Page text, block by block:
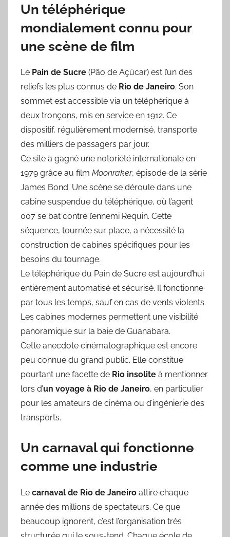
Un téléphérique
mondialement connu pour
une scène de film
Le Pain de Sucre (Pão de Açúcar) est l’un des
reliefs les plus connus de Rio de Janeiro. Son
sommet est accessible via un téléphérique à
deux tronçons, mis en service en 1912. Ce
dispositif, régulièrement modernisé, transporte
des milliers de passagers par jour.
Ce site a gagné une notoriété internationale en
1979 grâce au film Moonraker, épisode de la série
James Bond. Une scène se déroule dans une
cabine suspendue du téléphérique, où l’agent
007 se bat contre l’ennemi Requin. Cette
séquence, tournée sur place, a nécessité la
construction de cabines spécifiques pour les
besoins du tournage.
Le téléphérique du Pain de Sucre est aujourd’hui
entièrement automatisé et sécurisé. Il fonctionne
par tous les temps, sauf en cas de vents violents.
Les cabines modernes permettent une visibilité
panoramique sur la baie de Guanabara.
Cette anecdote cinématographique est encore
peu connue du grand public. Elle constitue
pourtant une facette de Rio insolite à mentionner
lors d’un voyage à Rio de Janeiro, en particulier
pour les amateurs de cinéma ou d’ingénierie des
transports.
Un carnaval qui fonctionne
comme une industrie
Le carnaval de Rio de Janeiro attire chaque
année des millions de spectateurs. Ce que
beaucoup ignorent, c’est l’organisation très